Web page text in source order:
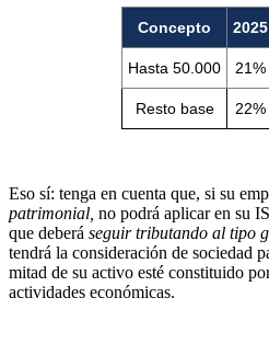
Concepto 2025
Hasta 50.000 21%
Resto base 22%
Eso sí: tenga en cuenta que, si su
patrimonial, no podrá aplicar en su
que deberá seguir tributando al tipo
tendrá la consideración de sociedad
mitad de su activo esté constituido
actividades económicas.